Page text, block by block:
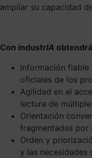
ampliar su capacidad
Con industrIA
Información
oficiales de los
Agilidad en el
lectura de
Orientación
fragmentadas por
Orden y
y las necesidades